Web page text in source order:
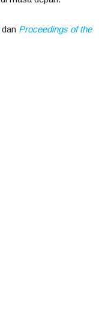
dan Proceedings of the